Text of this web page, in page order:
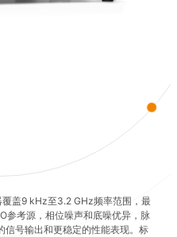
盖9 kHz至3.2 GHz频率范围，最
参考源，相位噪声和底噪优异，脉
信号输出和更稳定的性能表现。标